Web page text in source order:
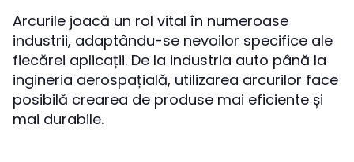
Arcurile joacă un rol vital în numeroase
industrii, adaptându-se nevoilor specifice ale
fiecărei aplicații. De la industria auto până la
ingineria aerospațială, utilizarea arcurilor face
posibilă crearea de produse mai eficiente și
mai durabile.